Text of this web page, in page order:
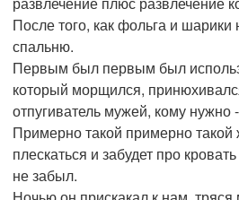
После того, как фольга и шарики
спальню.
Первым был первым был
который морщился,
отпугиватель мужей, кому нужно
Примерно такой примерно такой
плескаться и забудет про
не забыл.